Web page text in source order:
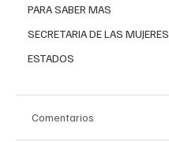
PARA SABER MAS
SECRETARIA DE LAS MUJERES
ESTADOS
Comentarios